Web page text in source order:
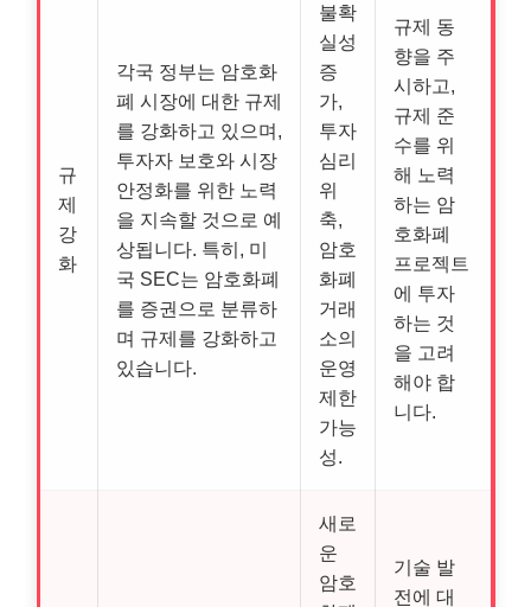
규
제
강
화
각국 정부는 암호화
폐 시장에 대한 규제
를 강화하고 있으며,
투자자 보호와 시장
안정화를 위한 노력
을 지속할 것으로 예
상됩니다. 특히, 미
국 SEC는 암호화폐
를 증권으로 분류하
며 규제를 강화하고
있습니다.
불확
실성
증
가,
투자
심리
위
축,
암호
화폐
거래
소의
운영
제한
가능
성.
규제 동
향을 주
시하고,
규제 준
수를 위
해 노력
하는 암
호화폐
프로젝트
에 투자
하는 것
을 고려
해야 합
니다.
새로
운
암호
기술 발
전에 대